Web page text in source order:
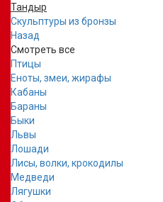
Тандыр
Скульптуры из бронзы
Назад
Смотреть все
Птицы
Еноты, змеи, жирафы
Кабаны
Бараны
Быки
Львы
Лошади
Лисы, волки, крокодилы
Медведи
Лягушки